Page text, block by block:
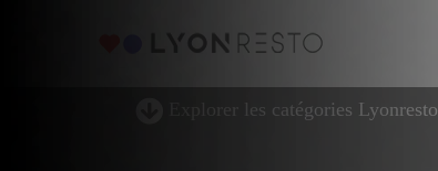
Explorer les catégories Lyonresto